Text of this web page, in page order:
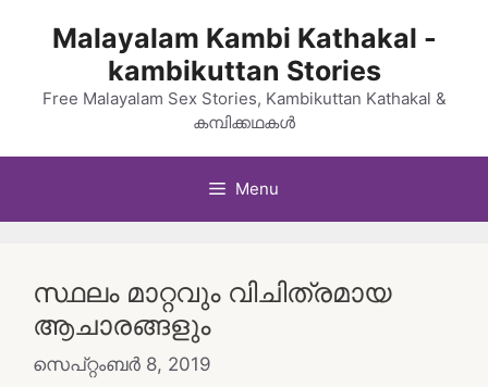
Malayalam Kambi Kathakal -
kambikuttan Stories
Free Malayalam Sex Stories, Kambikuttan Kathakal &
കമ്പിക്കഥകൾ
Menu
സ്ഥലം മാറ്റവും വിചിത്രമായ
ആചാരങ്ങളും
സെപ്റ്റംബർ 8, 2019